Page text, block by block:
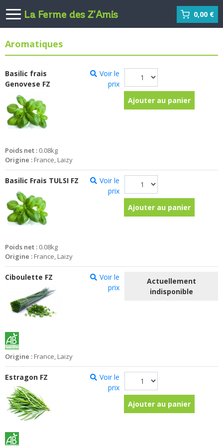
La Ferme des Z'Amis 0,00 €
Aromatiques
Basilic frais
Genovese FZ
Voir le
prix
Ajouter au panier
Poids net : 0.08kg
Origine : France, Laizy
Basilic Frais TULSI FZ
Voir le
prix
Ajouter au panier
Poids net : 0.08kg
Origine : France, Laizy
Ciboulette FZ
Voir le
prix
Actuellement
indisponible
Origine : France, Laizy
Estragon FZ
Voir le
prix
Ajouter au panier